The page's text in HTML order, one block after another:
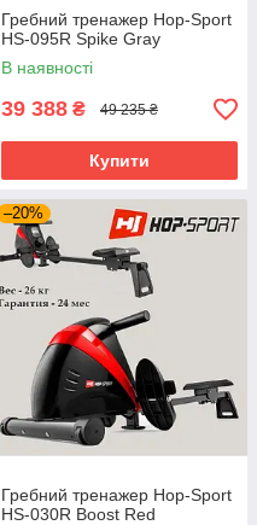
Гребний тренажер Hop-Sport
HS-095R Spike Gray
В наявності
39 388 ₴ 49 235 ₴
Купити
–20%
Гребний тренажер Hop-Sport
HS-030R Boost Red